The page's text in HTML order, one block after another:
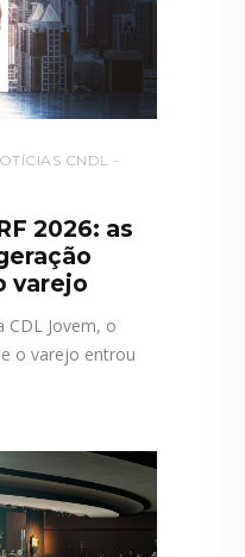
CNDL
2026: as
varejo
CDL Jovem, o
o varejo entrou